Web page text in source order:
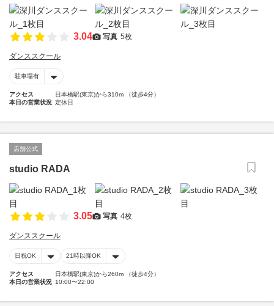
3.04 写真 5枚
ダンススクール
駐車場有
アクセス
日本橋駅(東京)から310m （徒歩4分）
本日の営業状況 定休日
店舗公式
studio RADA
3.05 写真 4枚
ダンススクール
日祝OK 21時以降OK
アクセス
日本橋駅(東京)から260m （徒歩4分）
本日の営業状況 10:00〜22:00